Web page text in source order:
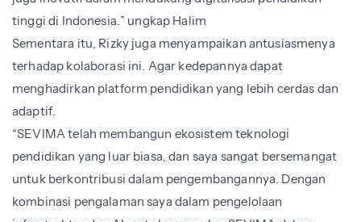
tinggi di Indonesia.” ungkap Halim
Sementara itu, Rizky juga menyampaikan antusiasmenya
terhadap kolaborasi ini. Agar kedepannya dapat
menghadirkan platform pendidikan yang lebih cerdas dan
adaptif.
“SEVIMA telah membangun ekosistem teknologi
pendidikan yang luar biasa, dan saya sangat bersemangat
untuk berkontribusi dalam pengembangannya. Dengan
kombinasi pengalaman saya dalam pengelolaan